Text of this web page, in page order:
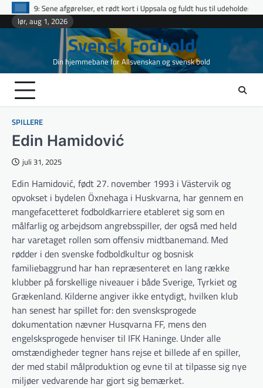
Skip
et rødt kort i Uppsala og fuldt hus til udeholdene i topopgør
lør, aug 1, 2026
Svensk Fodbold
Din hjemmebane for Allsvenskan og svensk bold
SPILLERE
Edin Hamidović
juli 31, 2025
Edin Hamidović, født 27. november 1993 i Västervik og
opvokset i bydelen Öxnehaga i Huskvarna, har gennem en
mangefacetteret fodboldkarriere etableret sig som en
målfarlig og arbejdsom angrebsspiller, der også med held
har varetaget rollen som offensiv midtbanemand. Med
rødder i den svenske fodboldkultur og bosnisk
familiebaggrund har han repræsenteret en lang række
klubber på forskellige niveauer i både Sverige, Tyrkiet og
Grækenland. Kilderne angiver ikke entydigt, hvilken klub
han senest har spillet for: den svensksprogede
dokumentation nævner Husqvarna FF, mens den
engelsksprogede henviser til IFK Haninge. Under alle
omstændigheder tegner hans rejse et billede af en spiller,
der med stabil målproduktion og evne til at tilpasse sig nye
miljøer vedvarende har gjort sig bemærket.